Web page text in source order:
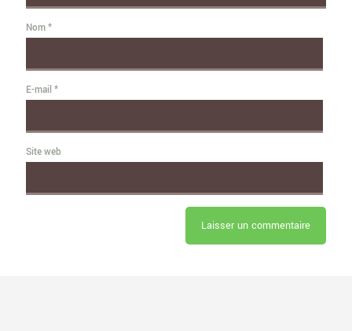
Nom*
E-mail *
Site web